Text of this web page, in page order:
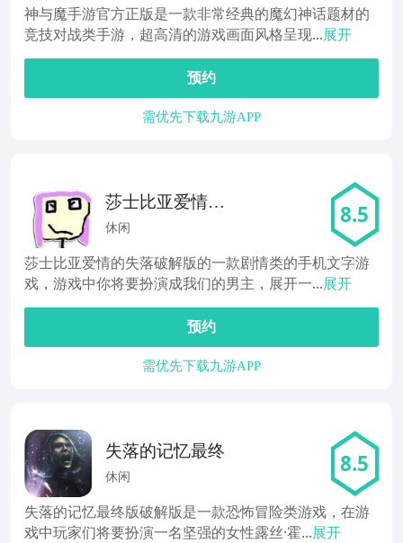
神与魔手游官方正版是一款非常经典的魔幻神话题材的
竞技对战类手游，超高清的游戏画面风格呈现...展开
预约
需优先下载九游APP
莎士比亚爱情的
失落
休闲 8.5
莎士比亚爱情的失落破解版的一款剧情类的手机文字游
戏，游戏中你将要扮演成我们的男主，展开一...展开
预约
需优先下载九游APP
失落的记忆最终
休闲 8.5
失落的记忆最终版破解版是一款恐怖冒险类游戏，在游
戏中玩家们将要扮演一名坚强的女性露丝·霍...展开